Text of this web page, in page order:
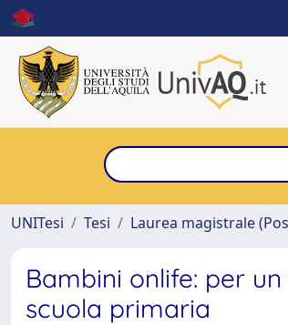
UNITesi
Tesi Laurea magistrale
Bambini onlife: per
scuola primaria